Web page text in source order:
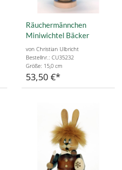
Räuchermännchen
Miniwichtel Bäcker
von Christian Ulbricht
Bestellnr.: CU35232
Größe: 15,0 cm
53,50 €